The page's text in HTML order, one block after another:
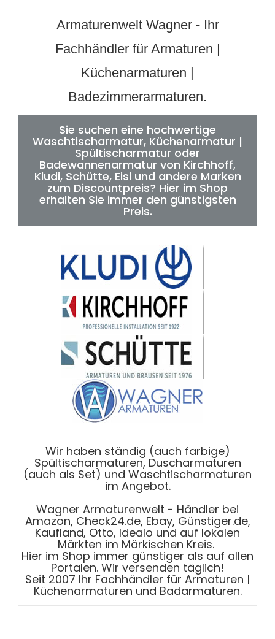
Armaturenwelt Wagner - Ihr
Fachhändler für Armaturen |
Küchenarmaturen |
Badezimmerarmaturen.
Sie suchen eine hochwertige
Waschtischarmatur, Küchenarmatur |
Spültischarmatur oder
Badewannenarmatur von Kirchhoff,
Kludi, Schütte, Eisl und andere Marken
zum Discountpreis? Hier im Shop
erhalten Sie immer den günstigsten
Preis.
Wir haben ständig (auch farbige)
Spültischarmaturen, Duscharmaturen
(auch als Set) und Waschtischarmaturen
im Angebot.
Wagner Armaturenwelt - Händler bei
Amazon, Check24.de, Ebay, Günstiger.de,
Kaufland, Otto, Idealo und auf lokalen
Märkten im Märkischen Kreis.
Hier im Shop immer günstiger als auf allen
Portalen. Wir versenden täglich!
Seit 2007 Ihr Fachhändler für Armaturen |
Küchenarmaturen und Badarmaturen.